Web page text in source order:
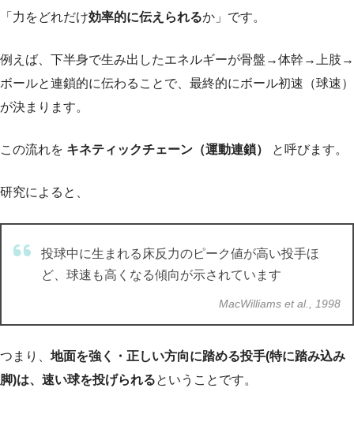
「力をどれだけ効率的に伝えられるか」です。
例えば、下半身で生み出したエネルギーが骨盤→体幹→上肢→
ボールと連鎖的に伝わることで、最終的にボール初速（球速）
が決まります。
この流れを キネティックチェーン（運動連鎖） と呼びます。
研究によると、
投球中に生まれる床反力のピーク値が高い投手ほ
ど、球速も高くなる傾向が示されています
MacWilliams et al., 1998
つまり、 地面を強く・正しい方向に踏める投手(特に踏み込み
脚)は、速い球を投げられるということです。